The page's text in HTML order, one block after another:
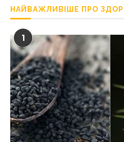
НАЙВАЖЛИВІШЕ ПРО
1